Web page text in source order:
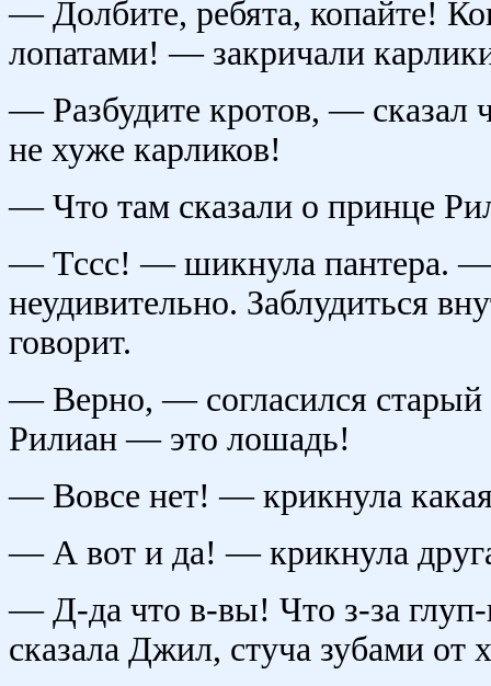
— Долбите, ребята, копайте!
лопатами! — закричали
— Разбудите кротов, — сказал
не хуже карликов!
— Что там сказали о принце
— Тссс! — шикнула пантера. —
неудивительно. Заблудиться
говорит.
— Верно, — согласился старый
Рилиан — это лошадь!
— Вовсе нет! — крикнула
— А вот и да! — крикнула
— Д-да что в-вы! Что з-за
сказала Джил, стуча зубами от